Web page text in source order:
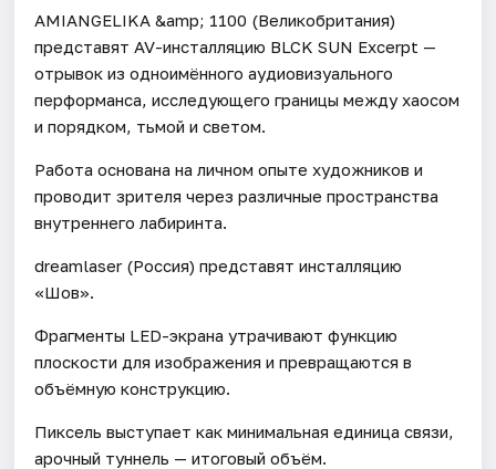
AMIANGELIKA &amp; 1100 (Великобритания)
представят AV-инсталляцию BLCK SUN Excerpt —
отрывок из одноимённого аудиовизуального
перформанса, исследующего границы между хаосом
и порядком, тьмой и светом.
Работа основана на личном опыте художников и
проводит зрителя через различные пространства
внутреннего лабиринта.
dreamlaser (Россия) представят инсталляцию
«Шов».
Фрагменты LED-экрана утрачивают функцию
плоскости для изображения и превращаются в
объёмную конструкцию.
Пиксель выступает как минимальная единица связи,
арочный туннель — итоговый объём.